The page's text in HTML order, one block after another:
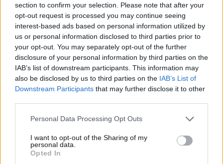
section to confirm your selection. Please note that after your
opt-out request is processed you may continue seeing
interest-based ads based on personal information utilized by
us or personal information disclosed to third parties prior to
your opt-out. You may separately opt-out of the further
disclosure of your personal information by third parties on the
IAB’s list of downstream participants. This information may
also be disclosed by us to third parties on the IAB’s List of
Downstream Participants that may further disclose it to other
Please note that this website/app uses one or more Google
not limited to your visit or usage behaviour. You may click to
grant or deny consent to Google and its third-party tags to
use your data for below specified purposes in below Google
Personal Data Processing Opt Outs
I want to opt-out of the Sharing of my
personal data.
Opted In
Στο νοσοκομείο η 30χρονη που έπεσε στη
θάλασσα από την υψηλή γέφυρα της Χαλκίδας
και μάθετε πρώτοι όλες τις ειδήσεις